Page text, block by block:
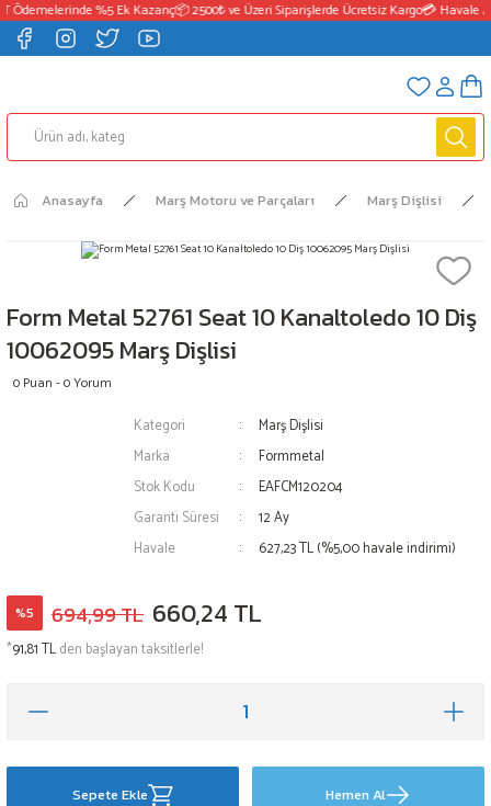
%5 Ek Kazanç📦 2500₺ ve Üzeri Siparişlerde Ücretsiz Kargo💳 Havale /
Anasayfa Marş Motoru ve Parçaları Marş Dişlisi
Form Metal 52761 Seat 10 Kanaltoledo 10 Diş
10062095 Marş Dişlisi
0 Puan - 0 Yorum
Kategori
Marş Dişlisi
Marka
Formmetal
Stok Kodu
EAFCM120204
Garanti Süresi
12 Ay
Havale
627,23 TL (%5,00 havale indirimi)
%5 694,99 TL 660,24 TL
*91,81 TLden başlayan taksitlerle!
Sepete Ekle Hemen Al